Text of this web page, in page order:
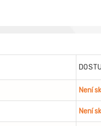
Není
Není